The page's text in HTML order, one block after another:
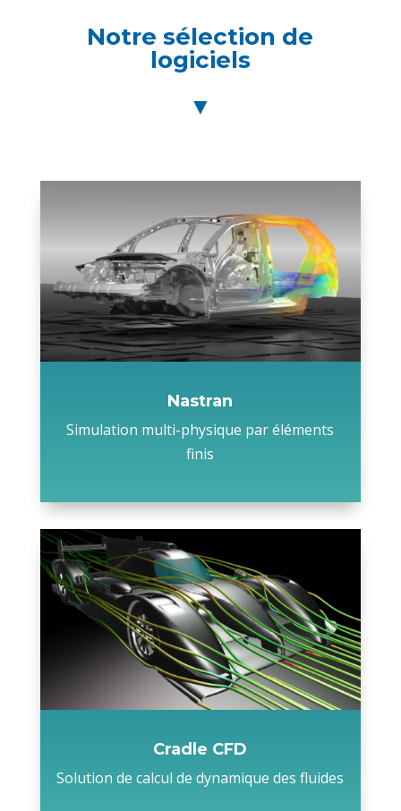
Notre sélection de
logiciels
▼
Nastran
Simulation multi-physique par éléments
finis
Cradle CFD
Solution de calcul de dynamique des fluides